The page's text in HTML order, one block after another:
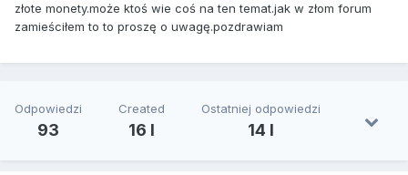
złote monety.może ktoś wie coś na ten temat.jak w złom forum
zamieściłem to to proszę o uwagę.pozdrawiam
Odpowiedzi
93
Created
16 l
Ostatniej odpowiedzi
14 l